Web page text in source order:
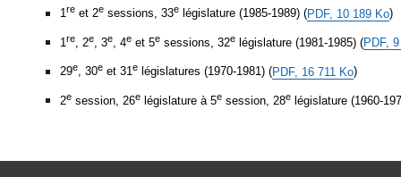
1re et 2e sessions, 33e législature (1985-1989) (PDF, 10 189 Ko)
1re, 2e, 3e, 4e et 5e sessions, 32e législature (1981-1985) (PDF,
29e, 30e et 31e législatures (1970-1981) (PDF, 16 711 Ko)
2e session, 26e législature à 5e session, 28e législature (1960-